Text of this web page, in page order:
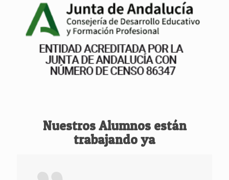
Nuestros Alumnos están
trabajando ya